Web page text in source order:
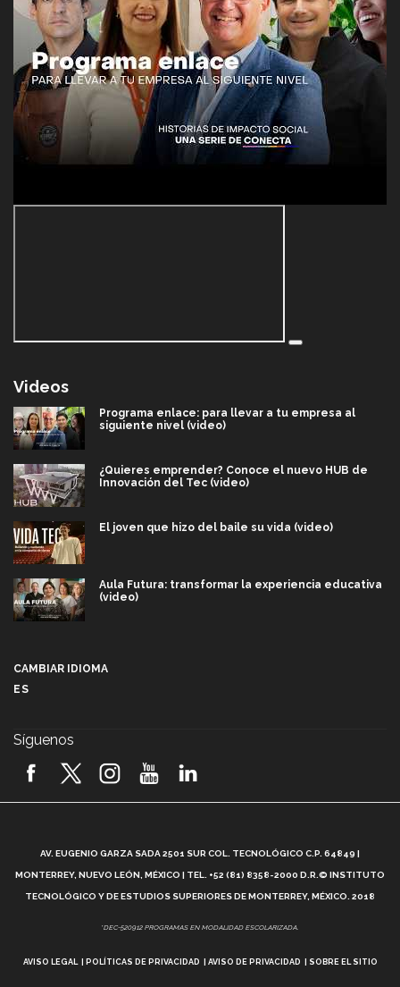
Videos
Programa enlace: para llevar a tu empresa al
siguiente nivel (video)
¿Quieres emprender? Conoce el nuevo HUB de
Innovación del Tec (video)
El joven que hizo del baile su vida (video)
Aula Futura: transformar la experiencia educativa
(video)
2026! (video)
¿Cómo es el Modelo Educativo Tec? (video)
Vida Tec: Feminismo e Inteligencia Artificial, Paola
CAMBIAR IDIOMA
ES
Síguenos
AV. EUGENIO GARZA SADA 2501 SUR COL. TECNOLÓGICO C.P. 64849 |
MONTERREY, NUEVO LEÓN, MÉXICO | TEL. +52 (81) 8358-2000 D.R.© INSTITUTO
TECNOLÓGICO Y DE ESTUDIOS SUPERIORES DE MONTERREY, MÉXICO. 2018
*DEC-520912 PROGRAMAS EN MODALIDAD ESCOLARIZADA.
AVISO LEGAL POLÍTICAS DE PRIVACIDAD AVISO DE PRIVACIDAD SOBRE EL SITIO